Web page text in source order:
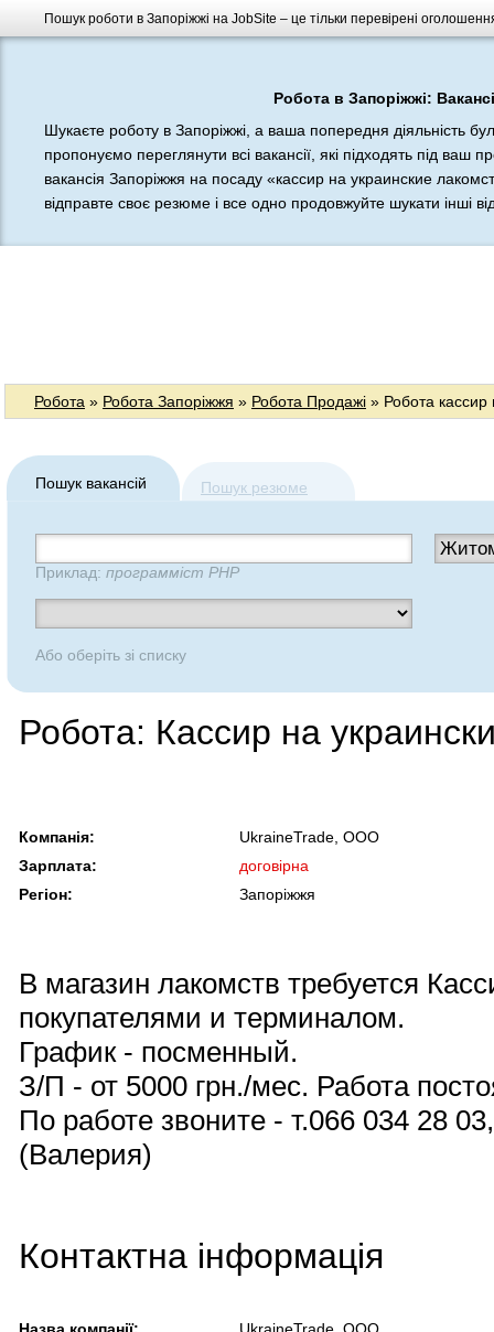
Пошук роботи в Запоріжжі на JobSite – це тільки перевірені
Робота в Запоріжжі:
Шукаєте роботу в Запоріжжі, а ваша попередня діяльність
пропонуємо переглянути всі вакансії, які підходять під ваш
вакансія Запоріжжя на посаду «кассир на украинские
відправте своє резюме і все одно продовжуйте шукати інші
Робота » Робота Запоріжжя » Робота Продажі » Робота кассир
Пошук вакансій Пошук резюме
Приклад: программіст PHP
Або оберіть зі списку
Робота: Кассир на
Компанія:
UkraineTrade, OOO
Зарплата:
договірна
Регіон:
Запоріжжя
В магазин лакомств требуется
покупателями и терминалом.
График - посменный.
З/П - от 5000 грн./мес. Работа
По работе звоните - т.066 034 28
(Валерия)
Контактна інформація